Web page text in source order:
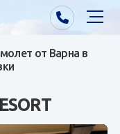
от Варна в